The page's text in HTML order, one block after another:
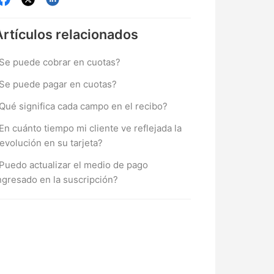
relacionados
puede cobrar en cuotas?
puede pagar en cuotas?
significa cada campo en el recibo?
cuánto tiempo mi cliente ve reflejada la
en su tarjeta?
actualizar el medio de pago
en la suscripción?